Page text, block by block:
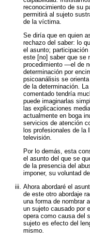
reconocimiento de su
permitirá al sujeto
de la víctima.
Se diría que en quien
rechazo del saber: lo
el asunto;
este [no] saber que se
procedimiento —el de
determinación por
psicoanálisis se
de la determinación.
comentado tendría
puede imaginarlas
las explicaciones
actualmente en boga
servicios de atención
los profesionales de la
televisión.
Por lo demás, esta
el asunto del que se
de la presencia del
imponer, su voluntad
Ahora abordaré el
de este otro abordaje
una forma de nombrar
un sujeto causado por
opera como causa del
sujeto es efecto del
mismo.